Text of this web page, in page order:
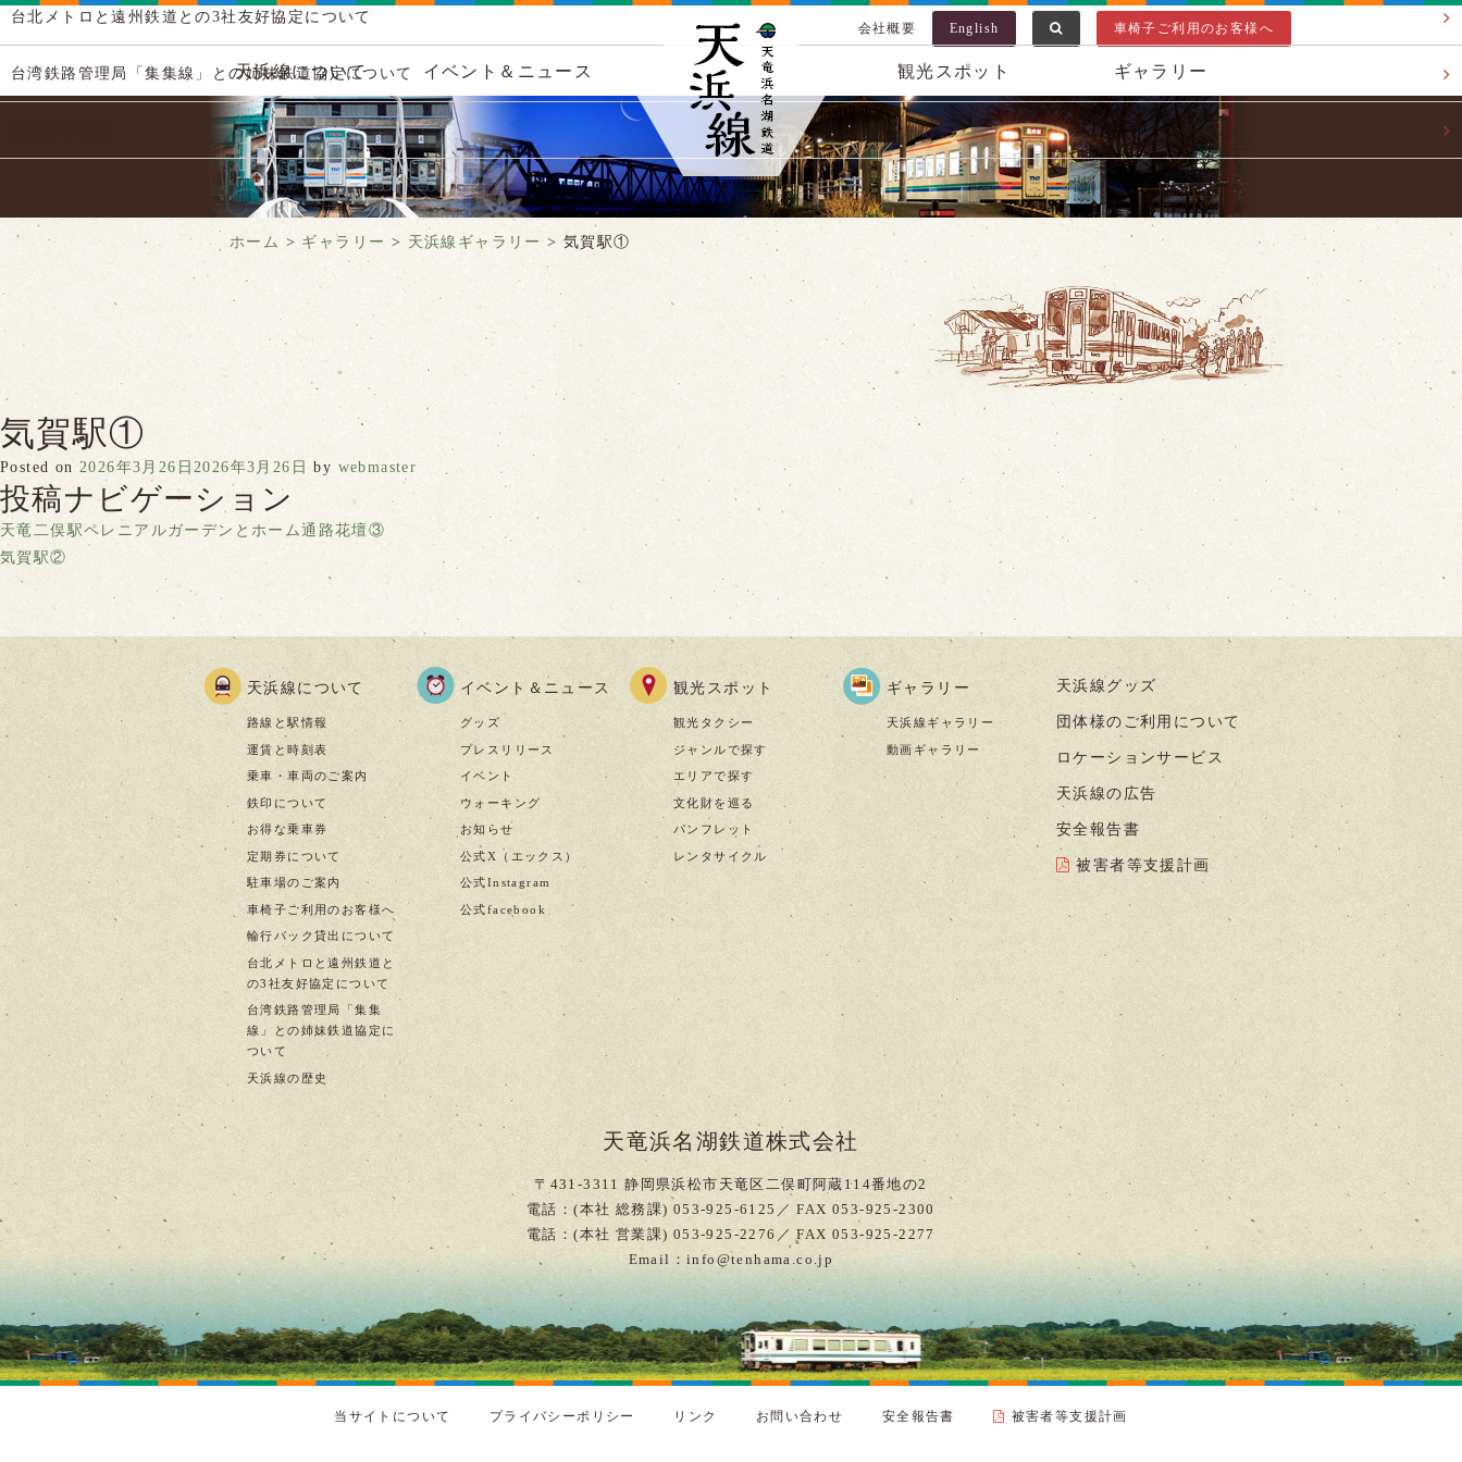
会社概要 English 車椅子ご利用のお客様へ
天浜線について イベント＆ニュース 観光スポット ギャラリー
ホーム > ギャラリー > 天浜線ギャラリー >気賀駅①
気賀駅①
Posted on2026年3月26日2026年3月26日 by webmaster
投稿ナビゲーション
天竜二俣駅ペレニアルガーデンとホーム通路花壇③
気賀駅②
台北メトロと遠州鉄道との3社友好協定について
台湾鉄路管理局「集集線」との姉妹鉄道協定について
天浜線について
路線と駅情報
運賃と時刻表
乗車・車両のご案内
鉄印について
お得な乗車券
定期券について
駐車場のご案内
車椅子ご利用のお客様へ
輪行バック貸出について
台北メトロと遠州鉄道と
の3社友好協定について
台湾鉄路管理局「集集
線」との姉妹鉄道協定に
ついて
天浜線の歴史
イベント＆ニュース
グッズ
プレスリリース
イベント
ウォーキング
お知らせ
公式X（エックス）
公式Instagram
公式facebook
観光スポット
観光タクシー
ジャンルで探す
エリアで探す
文化財を巡る
パンフレット
レンタサイクル
ギャラリー
天浜線ギャラリー
動画ギャラリー
天浜線グッズ
団体様のご利用について
ロケーションサービス
天浜線の広告
安全報告書
被害者等支援計画
天竜浜名湖鉄道株式会社
〒431-3311 静岡県浜松市天竜区二俣町阿蔵114番地の2
電話：(本社 総務課) 053-925-6125／ FAX 053-925-2300
電話：(本社 営業課) 053-925-2276／ FAX 053-925-2277
Email：info@tenhama.co.jp
当サイトについて プライバシーポリシー リンク お問い合わせ 安全報告書 被害者等支援計画